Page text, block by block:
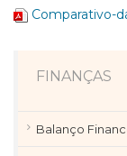
Comparativo-
FINANÇAS
Balanço